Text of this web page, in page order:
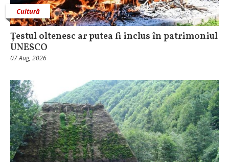
Cultură
Țestul oltenesc ar putea fi inclus în patrimoniul
UNESCO
07 Aug, 2026